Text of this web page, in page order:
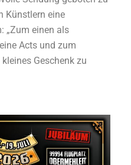
Künstlern eine
„Zum einen als
Acts und zum
Geschenk zu